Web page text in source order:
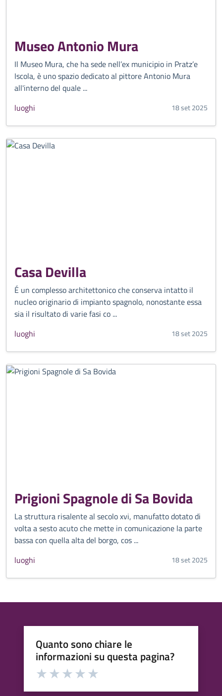
Museo Antonio Mura
Il Museo Mura, che ha sede nell’ex municipio in Pratz’e
Iscola, è uno spazio dedicato al pittore Antonio Mura
all'interno del quale ...
CATEGORIA CORRELATA:
luoghi 18 set 2025
Casa Devilla
É un complesso architettonico che conserva intatto il
nucleo originario di impianto spagnolo, nonostante essa
sia il risultato di varie fasi co ...
CATEGORIA CORRELATA:
luoghi 18 set 2025
Prigioni Spagnole di Sa Bovida
La struttura risalente al secolo xvi, manufatto dotato di
volta a sesto acuto che mette in comunicazione la parte
bassa con quella alta del borgo, cos ...
CATEGORIA CORRELATA:
luoghi 18 set 2025
Quanto sono chiare le
informazioni su questa pagina?
Valuta da 1 a 5 stelle la pagina